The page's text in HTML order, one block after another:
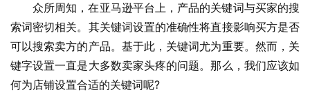
众所周知，在亚马逊平台上，产品的关键词与买家的搜
索词密切相关。其关键词设置的准确性将直接影响买方是否
可以搜索卖方的产品。基于此，关键词尤为重要。然而，关
键字设置一直是大多数卖家头疼的问题。那么，我们应该如
何为店铺设置合适的关键词呢?